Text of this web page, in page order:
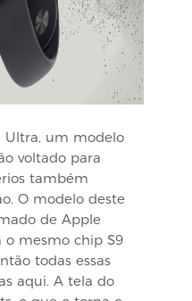
Ultra, um modelo
voltado para
também
O modelo deste
de Apple
o mesmo chip S9
todas essas
aqui. A tela do